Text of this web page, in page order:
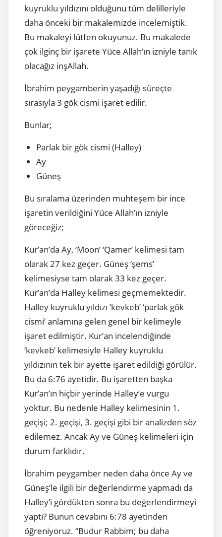
kuyruklu yıldızını olduğunu tüm delilleriyle
daha önceki bir makalemizde incelemiştik.
Bu makaleyi lütfen okuyunuz. Bu makalede
çok ilginç bir işarete Yüce Allah’ın izniyle tanık
olacağız inşAllah.
İbrahim peygamberin yaşadığı süreçte
sırasıyla 3 gök cismi işaret edilir.
Bunlar;
Parlak bir gök cismi (Halley)
Ay
Güneş
Bu sıralama üzerinden muhteşem bir ince
işaretin verildiğini Yüce Allah’ın izniyle
göreceğiz;
Kur’an’da Ay, ‘Moon’ ‘Qamer’ kelimesi tam
olarak 27 kez geçer. Güneş ‘şems’
kelimesiyse tam olarak 33 kez geçer.
Kur’an’da Halley kelimesi geçmemektedir.
Halley kuyruklu yıldızı ‘kevkeb’ ‘parlak gök
cismi’ anlamına gelen genel bir kelimeyle
işaret edilmiştir. Kur’an incelendiğinde
‘kevkeb’ kelimesiyle Halley kuyruklu
yıldızının tek bir ayette işaret edildiği görülür.
Bu da 6:76 ayetidir. Bu işaretten başka
Kur’an’ın hiçbir yerinde Halley’e vurgu
yoktur. Bu nedenle Halley kelimesinin 1.
geçişi; 2. geçişi, 3. geçişi gibi bir analizden söz
edilemez. Ancak Ay ve Güneş kelimeleri için
durum farklıdır.
İbrahim peygamber neden daha önce Ay ve
Güneş’le ilgili bir değerlendirme yapmadı da
Halley’i gördükten sonra bu değerlendirmeyi
yaptı? Bunun cevabını 6:78 ayetinden
öğreniyoruz. “Budur Rabbim; bu daha